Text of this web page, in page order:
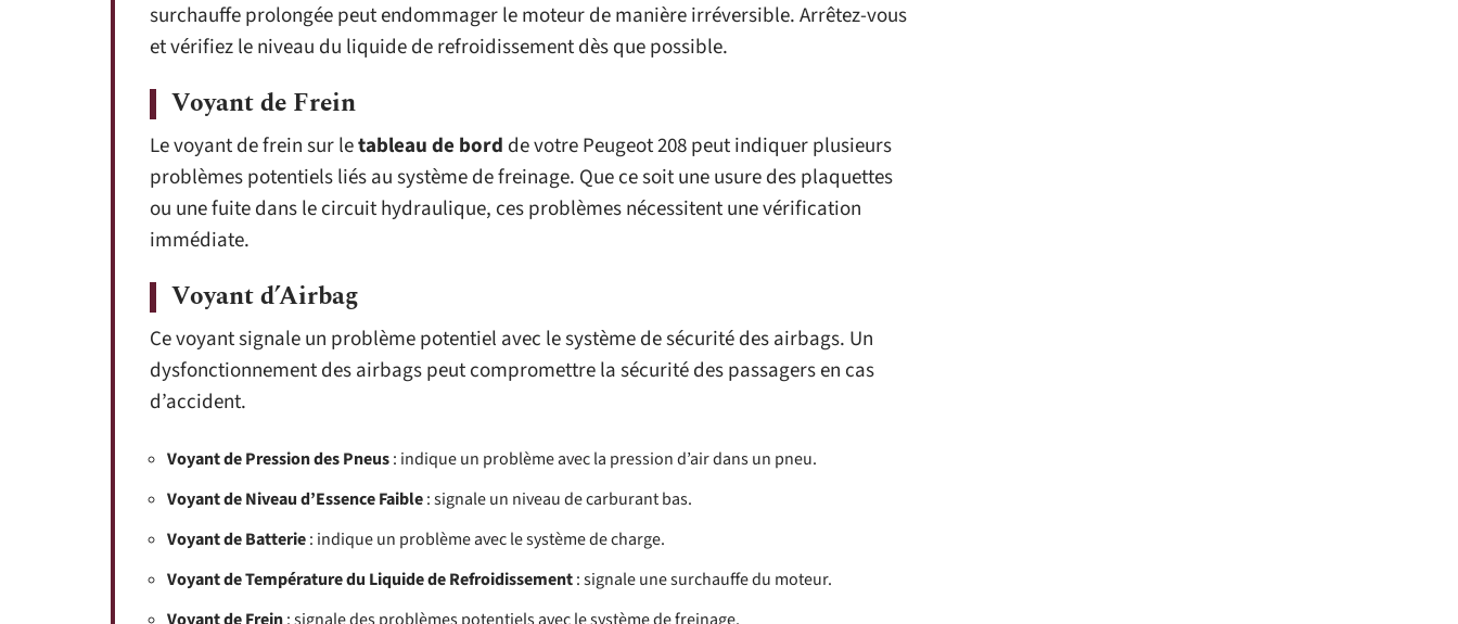
surchauffe prolongée peut endommager le moteur de manière irréversible. Arrêtez-vous
et vérifiez le niveau du liquide de refroidissement dès que possible.
Voyant de Frein
Le voyant de frein sur letableau de bord de votre Peugeot 208 peut indiquer plusieurs
problèmes potentiels liés au système de freinage. Que ce soit une usure des plaquettes
ou une fuite dans le circuit hydraulique, ces problèmes nécessitent une vérification
immédiate.
Voyant d’Airbag
Ce voyant signale un problème potentiel avec le système de sécurité des airbags. Un
dysfonctionnement des airbags peut compromettre la sécurité des passagers en cas
d’accident.
Voyant de Pression des Pneus: indique un problème avec la pression d’air dans un pneu.
Voyant de Niveau d’Essence Faible: signale un niveau de carburant bas.
Voyant de Batterie: indique un problème avec le système de charge.
Voyant de Température du Liquide de Refroidissement: signale une surchauffe du moteur.